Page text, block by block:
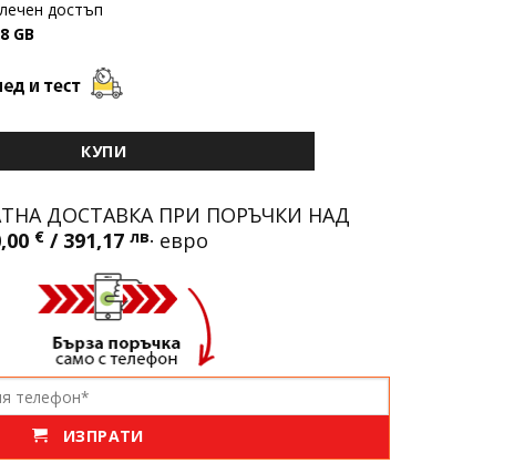
достъп
GB
КУПИ
ДОСТАВКА ПРИ ПОРЪЧКИ НАД
€ / 391,17 лв. евро
ИЗПРАТИ